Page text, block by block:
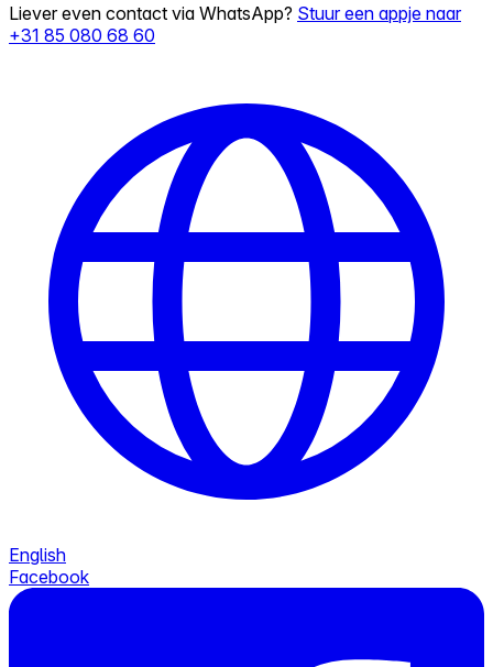
Liever even contact via WhatsApp? Stuur een appje naar
+31 85 080 68 60
English
Facebook